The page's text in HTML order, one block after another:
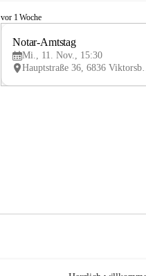
V
vor 1 Woche
V
Notar-Amtstag
Mi., 11. Nov., 15:30